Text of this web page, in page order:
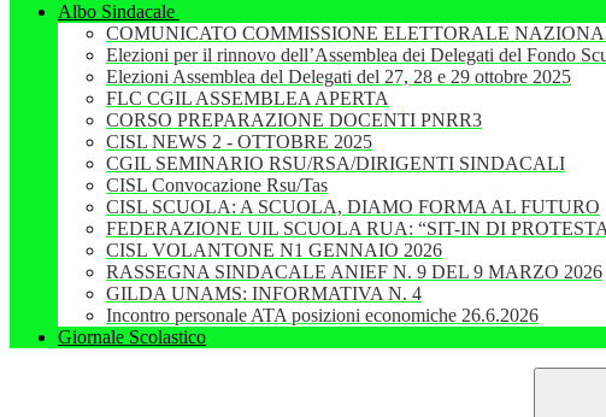
Albo Sindacale
COMUNICATO COMMISSIONE ELETTORALE
Elezioni per il rinnovo dell’Assemblea dei Delegati del Fondo
Elezioni Assemblea del Delegati del 27, 28 e 29 ottobre 2025
FLC CGIL ASSEMBLEA APERTA
CORSO PREPARAZIONE DOCENTI PNRR3
CISL NEWS 2 - OTTOBRE 2025
CGIL SEMINARIO RSU/RSA/DIRIGENTI SINDACALI
CISL Convocazione Rsu/Tas
CISL SCUOLA: A SCUOLA, DIAMO FORMA AL FUTURO
FEDERAZIONE UIL SCUOLA RUA: “SIT-IN DI
CISL VOLANTONE N1 GENNAIO 2026
RASSEGNA SINDACALE ANIEF N. 9 DEL 9 MARZO 2026
GILDA UNAMS: INFORMATIVA N. 4
Incontro personale ATA posizioni economiche 26.6.2026
Giornale Scolastico